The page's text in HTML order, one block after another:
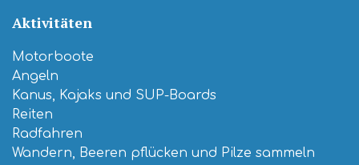
Aktivitäten
Motorboote
Angeln
Kanus, Kajaks und SUP-Boards
Reiten
Radfahren
Wandern, Beeren pflücken und Pilze sammeln